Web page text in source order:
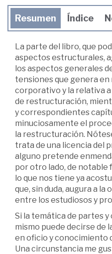
Resumen Índice
La parte del libro, que
aspectos estructurales,
los aspectos generales
tensiones que genera
corporativo y la relativa
de restructuración,
y correspondientes
minuciosamente el
la restructuración.
trata de una licencia del
alguno pretende
por otro lado, de notable
lo que nos tiene ya
que, sin duda, augura a
entre los estudiosos y
Si la temática de partes
mismo puede decirse de
en oficio y conocimiento
Una circunstancia me